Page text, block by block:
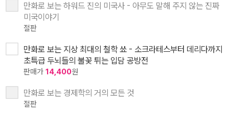
만화로 보는 하워드 진의 미국사 - 아무도 말해 주지 않는 진짜
미국이야기
절판
만화로 보는 지상 최대의 철학 쑈 - 소크라테스부터 데리다까지
초특급 두뇌들의 불꽃 튀는 입담 공방전
판매가 14,400원
만화로 보는 경제학의 거의 모든 것
절판